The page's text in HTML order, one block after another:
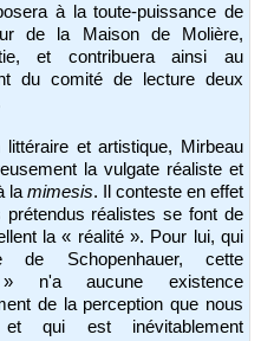
à la toute-puissance de
de la Maison de Molière,
et contribuera ainsi au
du comité de lecture deux
et artistique, Mirbeau
la vulgate réaliste et
la mimesis. Il conteste en effet
prétendus réalistes se font de
la « réalité ». Pour lui, qui
de Schopenhauer, cette
n'a aucune existence
de la perception que nous
qui est inévitablement